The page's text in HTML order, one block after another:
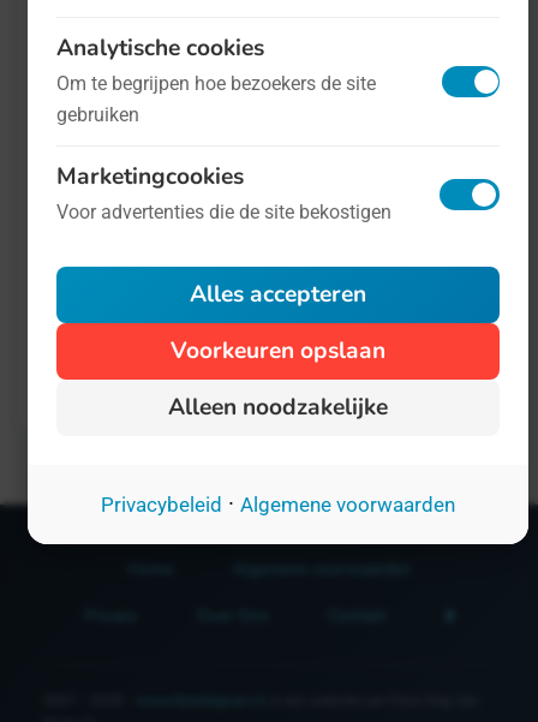
Zeker in een vakgebied waar je het werk
zelf al amper kunt bijhouden kan het
blijven met digitale ontwikkelingen, niet
alleen computers en officesoftware
maar zeker nu met de opkomst van AI.
1
Analytische cookies
Om te begrijpen hoe bezoekers de site
gebruiken
Marketingcookies
Voor advertenties die de site bekostigen
Alles accepteren
Voorkeuren opslaan
Alleen noodzakelijke
Privacybeleid · Algemene voorwaarden